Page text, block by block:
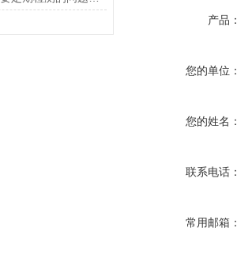
产品：
您的单位：
您的姓名：
联系电话：
常用邮箱：